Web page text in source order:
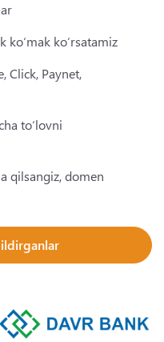
ko‘mak ko‘rsatamiz
Click, Paynet,
to‘lovni
qilsangiz, domen